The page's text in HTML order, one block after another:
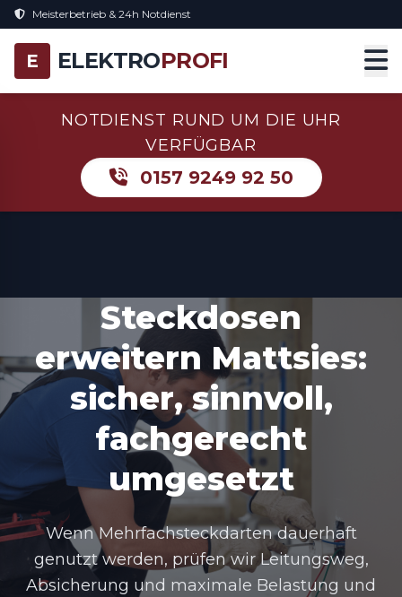
Meisterbetrieb & 24h Notdienst
E ELEKTROPROFI
NOTDIENST RUND UM DIE UHR
VERFÜGBAR
0157 9249 92 50
Steckdosen
erweitern Mattsies:
sicher, sinnvoll,
fachgerecht
umgesetzt
Wenn Mehrfachsteckdarten dauerhaft
genutzt werden, prüfen wir Leitungsweg,
Absicherung und maximale Belastung und